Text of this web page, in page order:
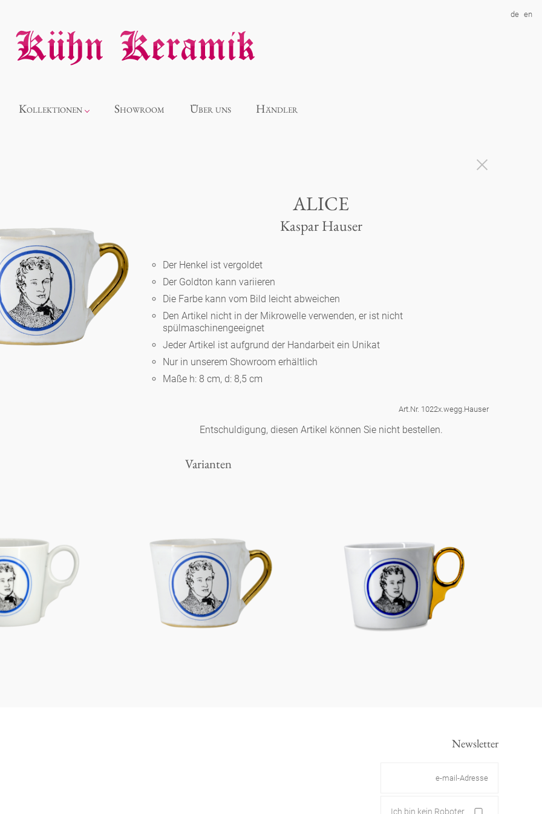
de en
Kollektionen
Panthéon
Souvenir
Berlin
Slumberland
Figuren
Berliner Duft
Showroom Über uns Händler
ALICE
Kaspar Hauser
Der Henkel ist vergoldet
Der Goldton kann variieren
Die Farbe kann vom Bild leicht abweichen
Den Artikel nicht in der Mikrowelle verwenden, er ist nicht
spülmaschinengeeignet
Jeder Artikel ist aufgrund der Handarbeit ein Unikat
Nur in unserem Showroom erhältlich
Maße h: 8 cm, d: 8,5 cm
Art.Nr. 1022x.wegg.Hauser
Entschuldigung, diesen Artikel können Sie nicht bestellen.
Varianten
Newsletter
Ich bin kein Roboter